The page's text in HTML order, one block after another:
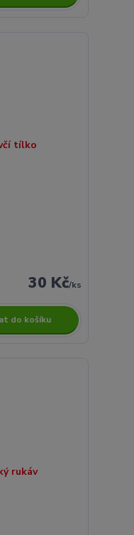
30 Kč/ks
do košíku